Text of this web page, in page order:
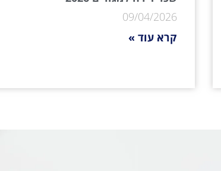
09/04/2026
קרא עוד »